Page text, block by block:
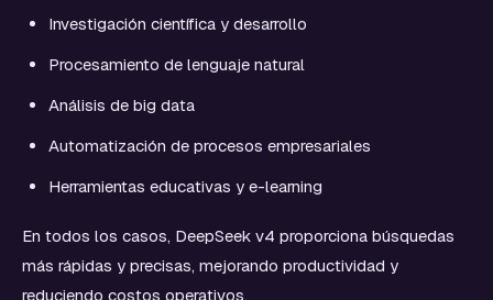
Investigación científica y desarrollo
Procesamiento de lenguaje natural
Análisis de big data
Automatización de procesos empresariales
Herramientas educativas y e-learning
En todos los casos, DeepSeek v4 proporciona búsquedas
más rápidas y precisas, mejorando productividad y
reduciendo costos operativos.